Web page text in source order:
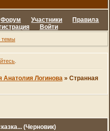
Форум Участники
Правила
Войти
темы
.
Анатолия Логинова » Странная
(Черновик)